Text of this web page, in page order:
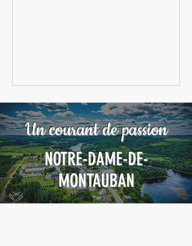
Un courant de passion
NOTRE-DAME-DE-
MONTAUBAN